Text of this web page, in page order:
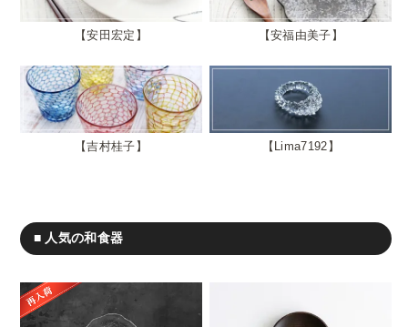
安田宏定 安福由美子
吉村桂子 Lima7192
■ 人気の和食器